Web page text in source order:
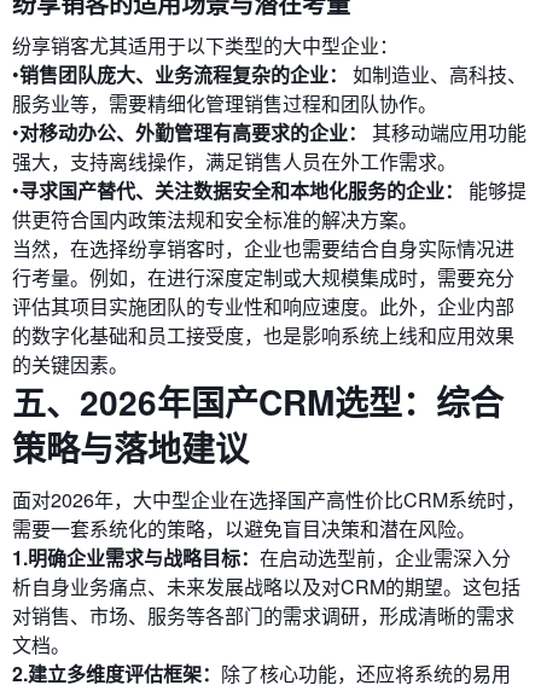
纷享销客尤其适用于以下类型的大中型企业：
•销售团队庞大、业务流程复杂的企业：
如制造业、高科技、
服务业等，需要精细化管理销售过程和团队协作。
•对移动办公、外勤管理有高要求的企业：
其移动端应用功能
强大，支持离线操作，满足销售人员在外工作需求。
•寻求国产替代、关注数据安全和本地化服务的企业：
能够提
供更符合国内政策法规和安全标准的解决方案。
当然，在选择纷享销客时，企业也需要结合自身实际情况进
行考量。例如，在进行深度定制或大规模集成时，需要充分
评估其项目实施团队的专业性和响应速度。此外，企业内部
的数字化基础和员工接受度，也是影响系统上线和应用效果
的关键因素。
五、2026年国产CRM选型：综合
策略与落地建议
面对2026年，大中型企业在选择国产高性价比CRM系统时，
需要一套系统化的策略，以避免盲目决策和潜在风险。
1.明确企业需求与战略目标： 在启动选型前，企业需深入分
析自身业务痛点、未来发展战略以及对CRM的期望。这包括
对销售、市场、服务等各部门的需求调研，形成清晰的需求
文档。
2.建立多维度评估框架： 除了核心功能，还应将系统的易用